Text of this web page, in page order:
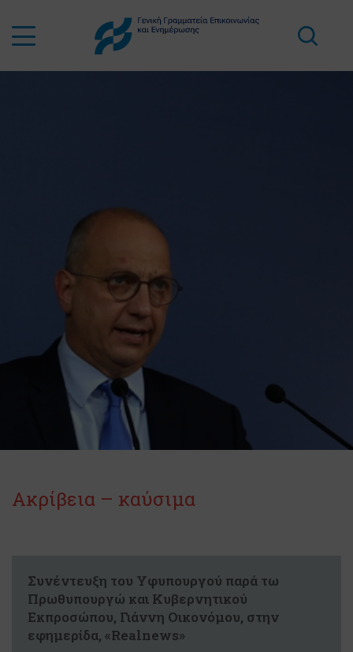
Ακρίβεια – καύσιμα
Συνέντευξη του Υφυπουργού παρά τω
Πρωθυπουργώ και Κυβερνητικού
Εκπροσώπου, Γιάννη Οικονόμου, στην
εφημερίδα, «Realnews»